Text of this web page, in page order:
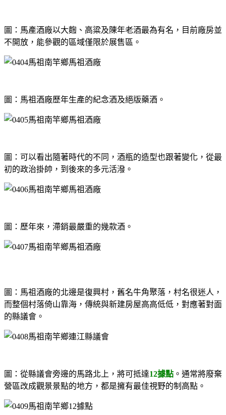
圖：馬產酒廠以大麴、高粱及陳年老酒最為有名，目前廠房並
不開放，能參觀的區域僅限於展售區。
圖：馬祖酒廠歷年生產的紀念酒及絕版藥酒。
圖：可以看出隨著時代的不同，酒瓶的造型也跟著變化，從最
初的政治掛帥，到後來的多元活潑。
圖：歷年來，滯銷最嚴重的幾款酒。
圖：馬祖酒廠的北邊是復興村，舊名牛角聚落，村名很迷人，
而整個村落倚山靠海，傳統與新建房屋高高低低，對應著對面
的縣議會。
圖：從縣議會旁邊的馬路北上，將可抵達12據點 。通常將廢棄
營區改成觀景景點的地方，都是擁有最佳視野的制高點。